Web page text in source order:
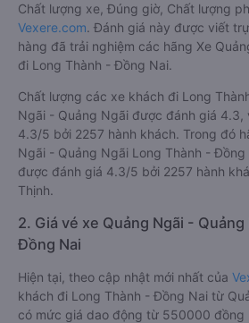
Chất lượng xe, Đúng giờ, Chất lượng
Vexere.com. Đánh giá này được viết
hàng đã trải nghiệm các hãng Xe
đi Long Thành - Đồng Nai.
Chất lượng các xe khách đi Long
Ngãi - Quảng Ngãi được đánh giá 4.3,
4.3/5 bởi 2257 hành khách. Trong đó
Ngãi - Quảng Ngãi Long Thành -
được đánh giá 4.3/5 bởi 2257 hành
Thịnh.
2. Giá vé xe Quảng Ngãi -
Đồng Nai
Hiện tại, theo cập nhật mới nhất của
khách đi Long Thành - Đồng Nai từ
có mức giá dao động từ 550000